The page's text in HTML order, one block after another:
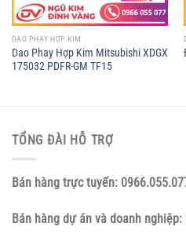
DAO PHAY HỢP KIM
Dao Phay Hợp Kim Mitsubishi XDGX
175032 PDFR-GM TF15
TỔNG ĐÀI HỖ TRỢ
Bán hàng trực tuyến:
Bán hàng dự án và doanh nghiệp: